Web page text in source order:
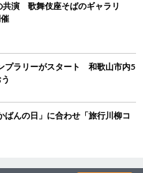
共演 歌舞伎座そばのギャラリ
プラリーがスタート 和歌山市内5
んの日」に合わせ「旅行川柳コ